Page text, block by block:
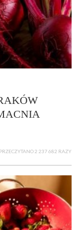
PRZECZYTANO 2 237 682 RAZY